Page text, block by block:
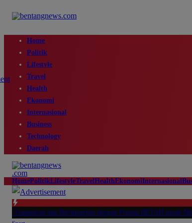
Home
Politik
Lifestyle
Travel
Health
Ekonomi
Internasional
Business
Technology
Daerah
HomePolitikLifestyleTravelHealthEkonomiInternasional
dan Berintegritas dengan Prinsip BETAH untuk